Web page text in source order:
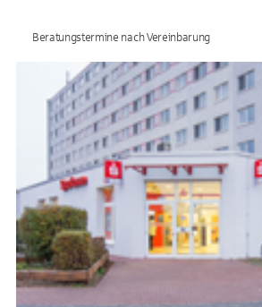
Beratungstermine nach Vereinbarung